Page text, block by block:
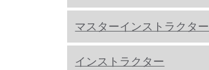
マスターインストラクター
インストラクター